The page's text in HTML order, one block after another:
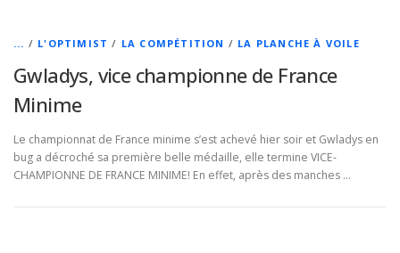
REGATES ALBUMS PHOTO
PLANNING DES COURS
... / L'OPTIMIST / LA COMPÉTITION / LA PLANCHE À VOILE
Gwladys, vice championne de France
Minime
Le championnat de France minime s’est achevé hier soir et Gwladys en
bug a décroché sa première belle médaille, elle termine VICE-
CHAMPIONNE DE FRANCE MINIME! En effet, après des manches …